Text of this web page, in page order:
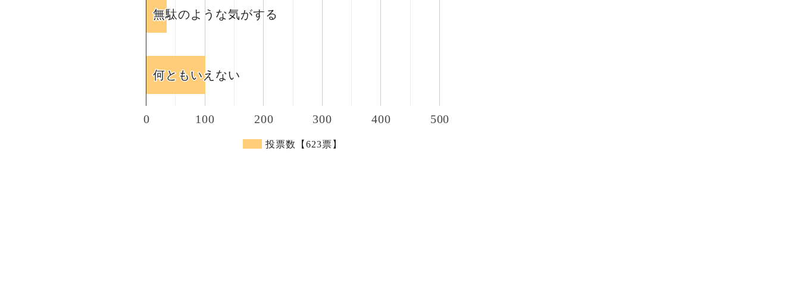
投票数【623票】
0 100 200 300 400 500
無駄のような気がする
無駄のような気がする
何ともいえない
何ともいえない